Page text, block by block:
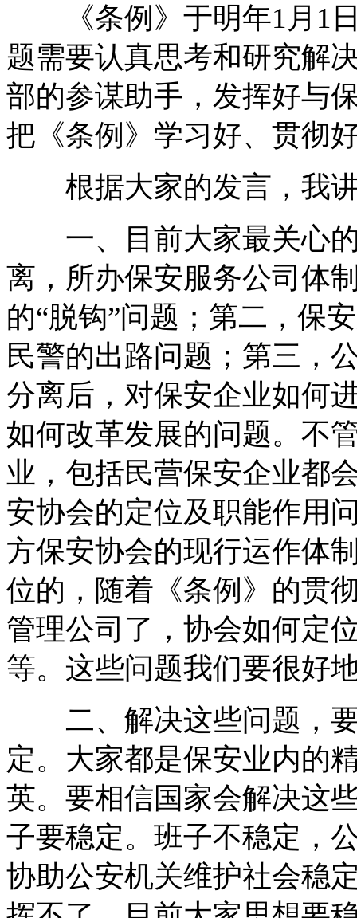
《条例》于明年1月1日
题需要认真思考和研究解
部的参谋助手，发挥好与
把《条例》学习好、贯彻
根据大家的发言，我讲
一、目前大家最关心的
离，所办保安服务公司体
的“脱钩”问题；第二，保
民警的出路问题；第三，
分离后，对保安企业如何
如何改革发展的问题。不
业，包括民营保安企业都
安协会的定位及职能作用
方保安协会的现行运作体
位的，随着《条例》的贯
管理公司了，协会如何定
等。这些问题我们要很好
二、解决这些问题，要
定。大家都是保安业内的
英。要相信国家会解决这
子要稳定。班子不稳定，
协助公安机关维护社会稳